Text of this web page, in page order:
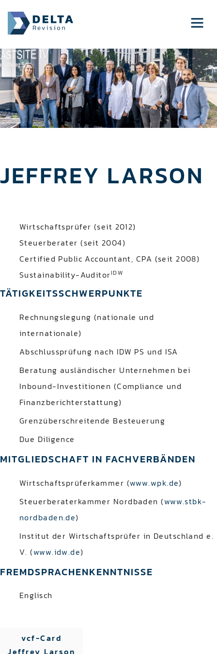
JEFFREY LARSON
Wirtschaftsprüfer (seit 2012)
Steuerberater (seit 2004)
Certified Public Accountant, CPA (seit 2008)
Sustainability-AuditorIDW
TÄTIGKEITSSCHWERPUNKTE
Rechnungslegung (nationale und
internationale)
Abschlussprüfung nach IDW PS und ISA
Beratung ausländischer Unternehmen bei
Inbound-Investitionen (Compliance und
Finanzberichterstattung)
Grenzüberschreitende Besteuerung
Due Diligence
MITGLIEDSCHAFT IN FACHVERBÄNDEN
Wirtschaftsprüferkammer (www.wpk.de)
Steuerberaterkammer Nordbaden (www.stbk-
nordbaden.de)
Institut der Wirtschaftsprüfer in Deutschland e.
V. (www.idw.de)
FREMDSPRACHENKENNTNISSE
Englisch
vcf-Card
Jeffrey Larson